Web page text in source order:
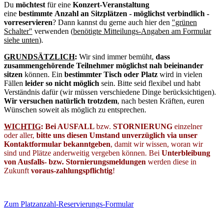
Du möchtest für eine Konzert-Veranstaltung
eine bestimmte Anzahl an Sitzplätzen - möglichst verbindlich -
vorreservieren? Dann kannst du gerne auch hier den "grünen
Schalter" verwenden (benötigte Mitteilungs-Angaben am Formular
siehe unten).
GRUNDSÄTZLICH: Wir sind immer bemüht, dass
zusammengehörende Teilnehmer möglichst nah beieinander
sitzen können. Ein bestimmter Tisch oder Platz wird in vielen
Fällen leider so nicht möglich sein. Bitte seid flexibel und habt
Verständnis dafür (wir müssen verschiedene Dinge berücksichtigen).
Wir versuchen natürlich trotzdem, nach besten Kräften, euren
Wünschen soweit als möglich zu entsprechen.
WICHTIG: Bei AUSFALL bzw. STORNIERUNG einzelner
oder aller, bitte uns diesen Umstand unverzüglich via unser
Kontaktformular bekanntgeben, damit wir wissen, woran wir
sind und Plätze anderweitig vergeben können. Bei Unterbleibung
von Ausfalls- bzw. Stornierungsmeldungen werden diese in
Zukunft voraus-zahlungspflichtig!
Zum Platzanzahl-Reservierungs-Formular